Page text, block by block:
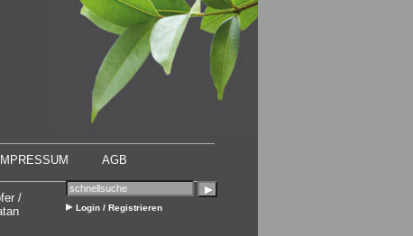
IMPRESSUM AGB
/
Login / Registrieren